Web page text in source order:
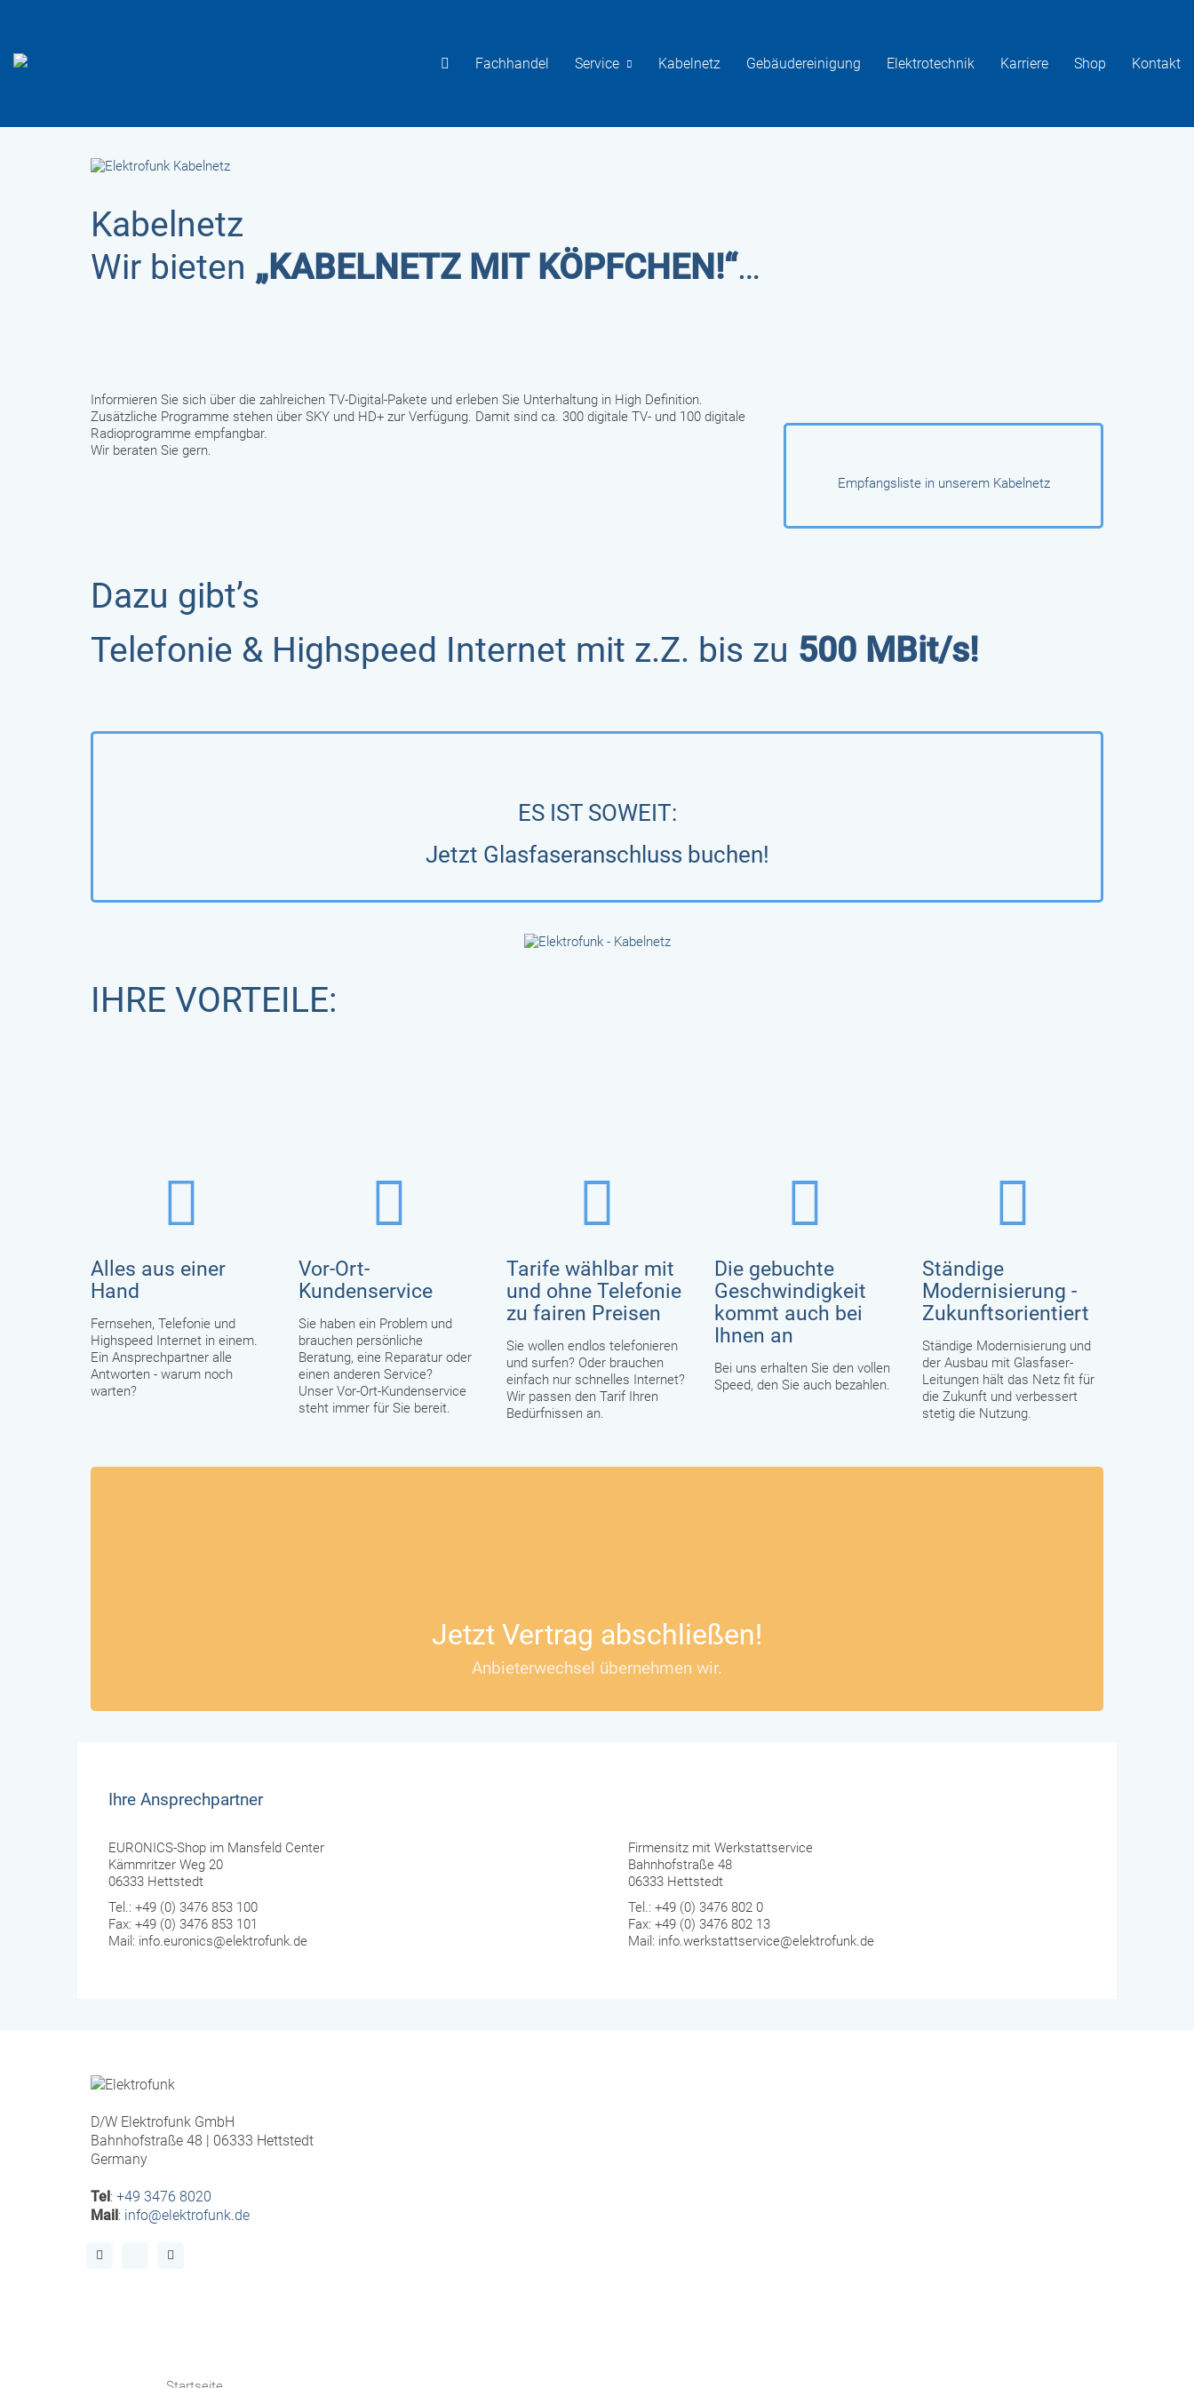
Fachhandel Service Kabelnetz Gebäudereinigung Elektrotechnik Karriere Shop Kontakt
Kabelnetz
Wir bieten „KABELNETZ MIT KÖPFCHEN!“…
Informieren Sie sich über die zahlreichen TV-Digital-Pakete und erleben Sie Unterhaltung in High Definition.
Zusätzliche Programme stehen über SKY und HD+ zur Verfügung. Damit sind ca. 300 digitale TV- und 100 digitale
Radioprogramme empfangbar.
Wir beraten Sie gern.
Empfangsliste in unserem Kabelnetz
Dazu gibt’s
Telefonie & Highspeed Internet mit z.Z. bis zu 500 MBit/s!
ES IST SOWEIT:
Jetzt Glasfaseranschluss buchen!
IHRE VORTEILE:
Alles aus einer
Hand
Fernsehen, Telefonie und
Highspeed Internet in einem.
Ein Ansprechpartner alle
Antworten - warum noch
warten?
Vor-Ort-
Kundenservice
Sie haben ein Problem und
brauchen persönliche
Beratung, eine Reparatur oder
einen anderen Service?
Unser Vor-Ort-Kundenservice
steht immer für Sie bereit.
Tarife wählbar mit
und ohne Telefonie
zu fairen Preisen
Sie wollen endlos telefonieren
und surfen? Oder brauchen
einfach nur schnelles Internet?
Wir passen den Tarif Ihren
Bedürfnissen an.
Die gebuchte
Geschwindigkeit
kommt auch bei
Ihnen an
Bei uns erhalten Sie den vollen
Speed, den Sie auch bezahlen.
Ständige
Modernisierung -
Zukunftsorientiert
Ständige Modernisierung und
der Ausbau mit Glasfaser-
Leitungen hält das Netz fit für
die Zukunft und verbessert
stetig die Nutzung.
Jetzt Vertrag abschließen!
Anbieterwechsel übernehmen wir.
Ihre Ansprechpartner
EURONICS-Shop im Mansfeld Center
Kämmritzer Weg 20
06333 Hettstedt
Tel.: +49 (0) 3476 853 100
Fax: +49 (0) 3476 853 101
Mail: info.euronics@elektrofunk.de
Firmensitz mit Werkstattservice
Bahnhofstraße 48
06333 Hettstedt
Tel.: +49 (0) 3476 802 0
Fax: +49 (0) 3476 802 13
Mail: info.werkstattservice@elektrofunk.de
D/W Elektrofunk GmbH
Bahnhofstraße 48 | 06333 Hettstedt
Germany
Tel: +49 3476 8020
Mail: info@elektrofunk.de